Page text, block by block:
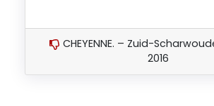
CHEYENNE. – Zuid-
2016